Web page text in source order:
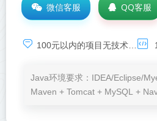
微信客服 QQ客服
100元以内的项目无技术基础服务，承诺项目可运行，如需技术支持，请点击：
Java环境要求：IDEA/Eclipse/
Maven + Tomcat + MySQL +